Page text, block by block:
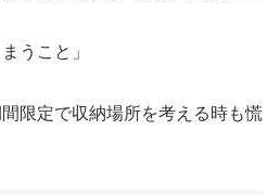
うこと」
限定で収納場所を考える時も慌